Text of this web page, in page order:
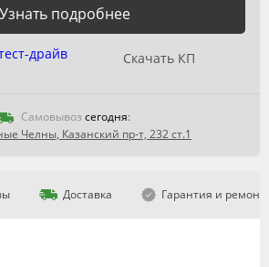
Узнать подробнее
драйв Скачать КП
Самовывоз сегодня:
Челны, Казанский пр-т, 232 ст.1
Доставка Гарантия и ремонт